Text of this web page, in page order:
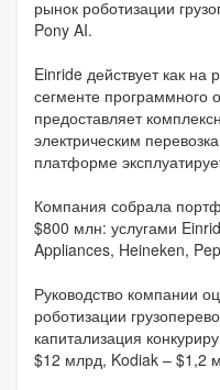
рынок роботизации
Pony AI.
Einride действует как на
сегменте программного
предоставляет
электрическим
платформе
Компания собрала
$800 млн: услугами
Appliances, Heineken,
Руководство компании
роботизации
капитализация
$12 млрд, Kodiak – $1,2